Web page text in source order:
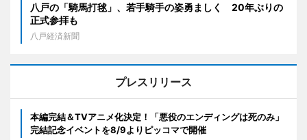
八戸の「騎馬打毬」、若手騎手の姿勇ましく 20年ぶりの
正式参拝も
八戸経済新聞
プレスリリース
本編完結＆TVアニメ化決定！「悪役のエンディングは死のみ」
完結記念イベントを8/9よりピッコマで開催